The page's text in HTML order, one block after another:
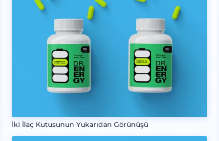
İki İlaç Kutusunun Yukarıdan Görünüşü